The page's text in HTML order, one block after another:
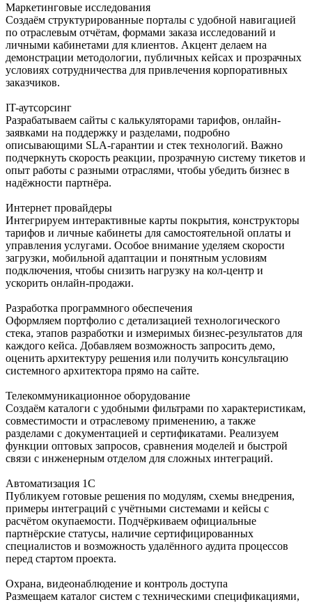
Маркетинговые исследования
Создаём структурированные порталы с удобной навигацией
по отраслевым отчётам, формами заказа исследований и
личными кабинетами для клиентов. Акцент делаем на
демонстрации методологии, публичных кейсах и прозрачных
условиях сотрудничества для привлечения корпоративных
заказчиков.
IT-аутсорсинг
Разрабатываем сайты с калькуляторами тарифов, онлайн-
заявками на поддержку и разделами, подробно
описывающими SLA-гарантии и стек технологий. Важно
подчеркнуть скорость реакции, прозрачную систему тикетов и
опыт работы с разными отраслями, чтобы убедить бизнес в
надёжности партнёра.
Интернет провайдеры
Интегрируем интерактивные карты покрытия, конструкторы
тарифов и личные кабинеты для самостоятельной оплаты и
управления услугами. Особое внимание уделяем скорости
загрузки, мобильной адаптации и понятным условиям
подключения, чтобы снизить нагрузку на кол-центр и
ускорить онлайн-продажи.
Разработка программного обеспечения
Оформляем портфолио с детализацией технологического
стека, этапов разработки и измеримых бизнес-результатов для
каждого кейса. Добавляем возможность запросить демо,
оценить архитектуру решения или получить консультацию
системного архитектора прямо на сайте.
Телекоммуникационное оборудование
Создаём каталоги с удобными фильтрами по характеристикам,
совместимости и отраслевому применению, а также
разделами с документацией и сертификатами. Реализуем
функции оптовых запросов, сравнения моделей и быстрой
связи с инженерным отделом для сложных интеграций.
Автоматизация 1С
Публикуем готовые решения по модулям, схемы внедрения,
примеры интеграций с учётными системами и кейсы с
расчётом окупаемости. Подчёркиваем официальные
партнёрские статусы, наличие сертифицированных
специалистов и возможность удалённого аудита процессов
перед стартом проекта.
Охрана, видеонаблюдение и контроль доступа
Размещаем каталог систем с техническими спецификациями,